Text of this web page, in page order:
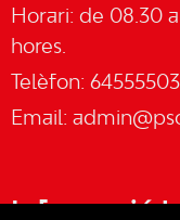
Horari: de 08.30
hores.
Telèfon:
Email:
Informació